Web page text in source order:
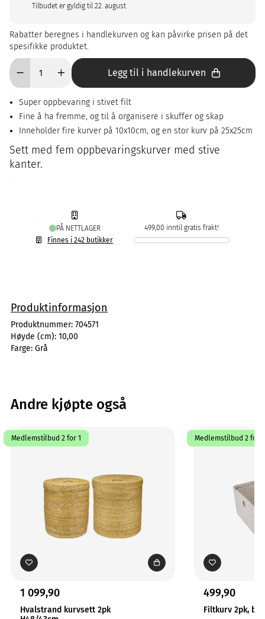
Tilbudet er gyldig til 22. august
Rabatter beregnes i handlekurven og kan påvirke prisen på det
spesifikke produktet.
Legg til i handlekurven
Super oppbevaring i stivet filt
Fine å ha fremme, og til å organisere i skuffer og skap
Inneholder fire kurver på 10x10cm, og en stor kurv på 25x25cm
Sett med fem oppbevaringskurver med stive
kanter.
PÅ NETTLAGER
Finnes i 242 butikker
499,00 inntil gratis frakt!
Produktinformasjon
Produktnummer: 704571
Høyde (cm): 10,00
Farge: Grå
Andre kjøpte også
Medlemstilbud 2 for 1
1 099,90
Hvalstrand kurvsett 2pk
Medlemstilbud 2 for 1
499,90
Filtkurv 2pk,